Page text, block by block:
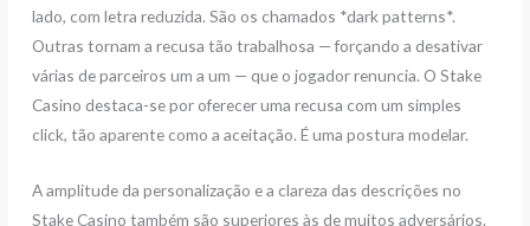
lado, com letra reduzida. São os chamados *dark patterns*.
Outras tornam a recusa tão trabalhosa — forçando a desativar
várias de parceiros um a um — que o jogador renuncia. O Stake
Casino destaca-se por oferecer uma recusa com um simples
click, tão aparente como a aceitação. É uma postura modelar.
A amplitude da personalização e a clareza das descrições no
Stake Casino também são superiores às de muitos adversários.